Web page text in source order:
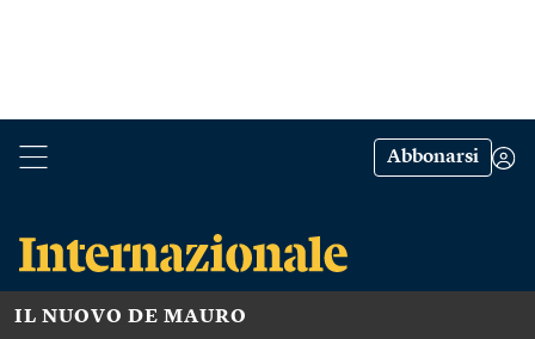
Abbonarsi
IL NUOVO DE MAURO